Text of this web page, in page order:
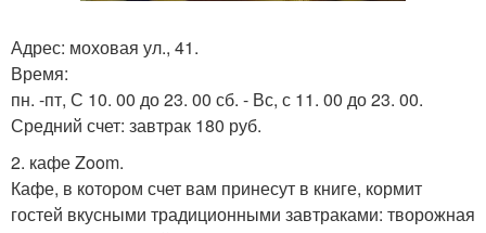
Адрес: моховая ул., 41.
Время:
пн. -пт, С 10. 00 до 23. 00 сб. - Вс, с 11. 00 до 23. 00.
Средний счет: завтрак 180 руб.
2. кафе Zoom.
Кафе, в котором счет вам принесут в книге, кормит
гостей вкусными традиционными завтраками: творожная